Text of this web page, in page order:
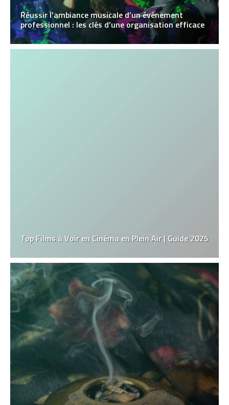
Réussir l’ambiance musicale d’un événement
professionnel : les clés d’une organisation efficace
Top Films à Voir en Cinéma en Plein Air | Guide 2025